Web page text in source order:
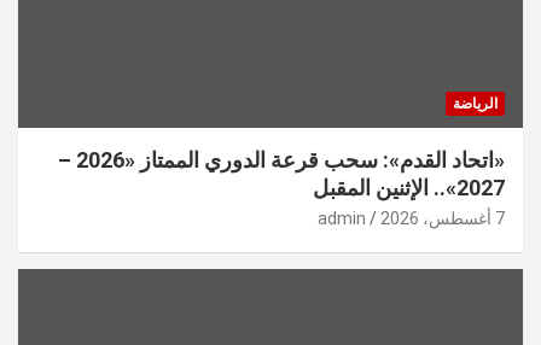
الرياضة
«اتحاد القدم»: سحب قرعة الدوري الممتاز «2026 –
2027».. الإثنين المقبل
7 أغسطس، 2026 admin